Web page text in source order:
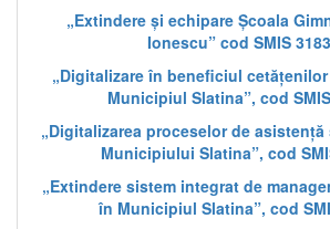
„Extindere și echipare Școala
Ionescu” cod SMIS
„Digitalizare în beneficiul
Municipiul Slatina”, cod
„Digitalizarea proceselor de
Municipiului Slatina”, cod
„Extindere sistem integrat de
în Municipiul Slatina”, cod